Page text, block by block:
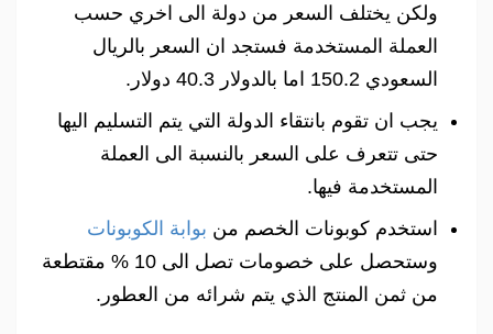
ولكن يختلف السعر من دولة الى اخري حسب
العملة المستخدمة فستجد ان السعر بالريال
السعودي 150.2 اما بالدولار 40.3 دولار.
يجب ان تقوم بانتقاء الدولة التي يتم التسليم اليها
حتى تتعرف على السعر بالنسبة الى العملة
المستخدمة فيها.
استخدم كوبونات الخصم من بوابة الكوبونات
وستحصل على خصومات تصل الى 10 % مقتطعة
من ثمن المنتج الذي يتم شرائه من العطور.